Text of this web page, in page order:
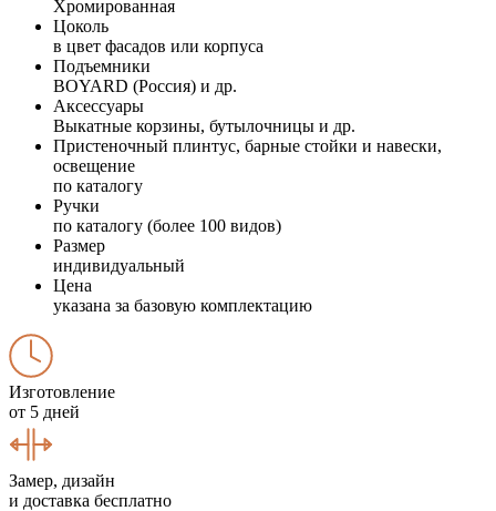
Хромированная
Цоколь
в цвет фасадов или корпуса
Подъемники
BOYARD (Россия) и др.
Аксессуары
Выкатные корзины, бутылочницы и др.
Пристеночный плинтус, барные стойки и навески,
освещение
по каталогу
Ручки
по каталогу (более 100 видов)
Размер
индивидуальный
Цена
указана за базовую комплектацию
Изготовление
от 5 дней
Замер, дизайн
и доставка бесплатно